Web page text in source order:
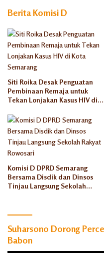
Berita Komisi D
Siti Roika Desak Penguatan
Pembinaan Remaja untuk
Tekan Lonjakan Kasus HIV di
Komisi D DPRD Semarang
Bersama Disdik dan Dinsos
Tinjau Langsung Sekolah
Suharsono Dorong
Babon